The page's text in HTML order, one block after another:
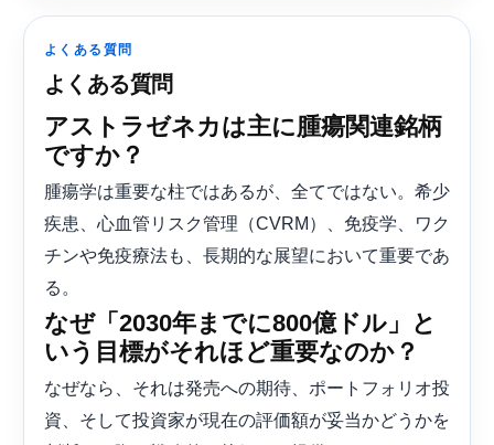
よくある質問
よくある質問
アストラゼネカは主に腫瘍関連銘柄
ですか？
腫瘍学は重要な柱ではあるが、全てではない。希少
疾患、心血管リスク管理（CVRM）、免疫学、ワク
チンや免疫療法も、長期的な展望において重要であ
る。
なぜ「2030年までに800億ドル」と
いう目標がそれほど重要なのか？
なぜなら、それは発売への期待、ポートフォリオ投
資、そして投資家が現在の評価額が妥当かどうかを